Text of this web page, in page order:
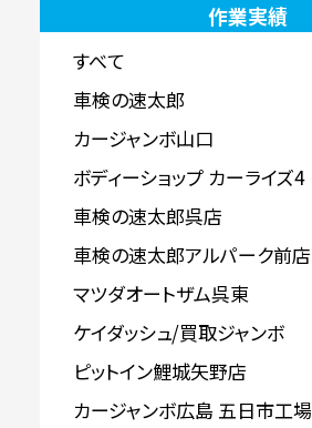
作業実績
すべて
車検の速太郎
カージャンボ山口
ボディーショップ カーライズ4
車検の速太郎呉店
車検の速太郎アルパーク前店
マツダオートザム呉東
ケイダッシュ/買取ジャンボ
ピットイン鯉城矢野店
カージャンボ広島 五日市工場